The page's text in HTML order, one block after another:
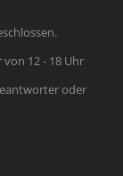
12 - 18 Uhr
oder